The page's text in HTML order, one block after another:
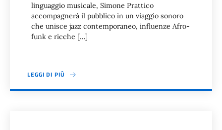
linguaggio musicale, Simone Prattico
accompagnerà il pubblico in un viaggio sonoro
che unisce jazz contemporaneo, influenze Afro-
funk e ricche […]
LEGGI DI PIÙ